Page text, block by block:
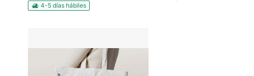
4-5 días hábiles